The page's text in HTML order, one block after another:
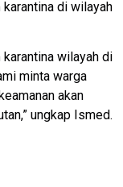
di wilayah
wilayah di
minta warga
akan
ungkap Ismed.